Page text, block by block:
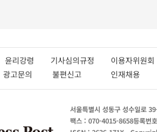
윤리강령 기사심의규정 이용자위원
광고문의 불편신고 인재채용
서울특별시 성동구 성수일로
팩스 : 070-4015-8658등록번